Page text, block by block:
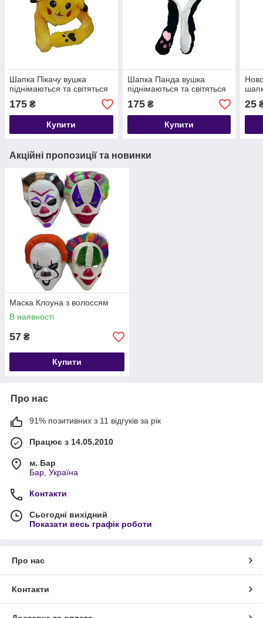
Шапка Пікачу вушка
піднімаються та світяться
175 ₴
Купити
Шапка Панда вушка
піднімаються та світяться
175₴
Купити
25
Акційні пропозиції та новинки
Маска Клоуна з волоссям
В наявності
57 ₴
Купити
Про нас
91% позитивних з 11 відгуків за рік
Працює з 14.05.2010
м. Бар
Бар, Україна
Контакти
Сьогодні вихідний
Показати весь графік роботи
Про нас
Контакти